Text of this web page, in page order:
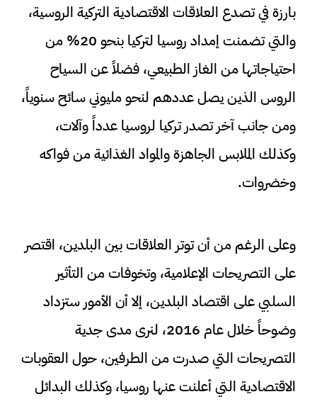
بارزة في تصدع العلاقات الاقتصادية التركية الروسية،
والتي تضمنت إمداد روسيا لتركيا بنحو 20% من
احتياجاتها من الغاز الطبيعي، فضلاً عن السياح
الروس الذين يصل عددهم لنحو مليوني سائح سنوياً،
ومن جانب آخر تصدر تركيا لروسيا عدداً وآلات،
وكذلك الملابس الجاهزة والمواد الغذائية من فواكه
وخضروات.
وعلى الرغم من أن توتر العلاقات بين البلدين، اقتصر
على التصريحات الإعلامية، وتخوفات من التأثير
السلبي على اقتصاد البلدين، إلا أن الأمور ستزداد
وضوحاً خلال عام 2016، لنرى مدى جدية
التصريحات التي صدرت من الطرفين، حول العقوبات
الاقتصادية التي أعلنت عنها روسيا، وكذلك البدائل